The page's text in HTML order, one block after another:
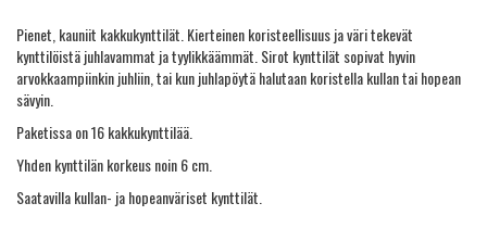
Pienet, kauniit kakkukynttilät. Kierteinen koristeellisuus ja väri tekevät
kynttilöistä juhlavammat ja tyylikkäämmät. Sirot kynttilät sopivat hyvin
arvokkaampiinkin juhliin, tai kun juhlapöytä halutaan koristella kullan tai hopean
sävyin.
Paketissa on 16 kakkukynttilää.
Yhden kynttilän korkeus noin 6 cm.
Saatavilla kullan- ja hopeanväriset kynttilät.